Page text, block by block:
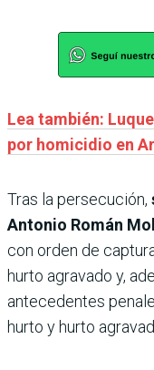
Lea también:
por homicidio en
Tras la persecución,
Antonio Román
con orden de
hurto agravado y,
antecedentes
hurto y hurto